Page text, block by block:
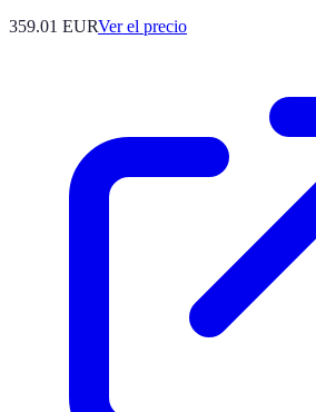
359.01 EURVer el precio